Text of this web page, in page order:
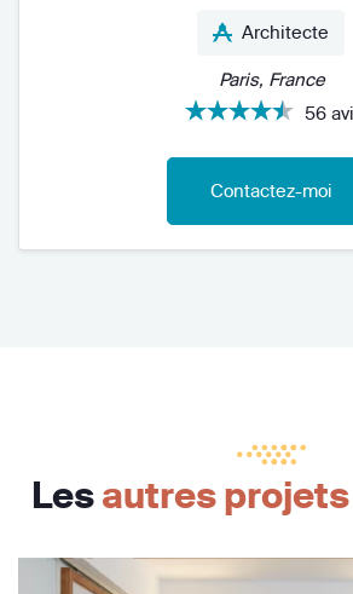
Architecte
Paris, France
56
Contactez-moi
Lesautres projets